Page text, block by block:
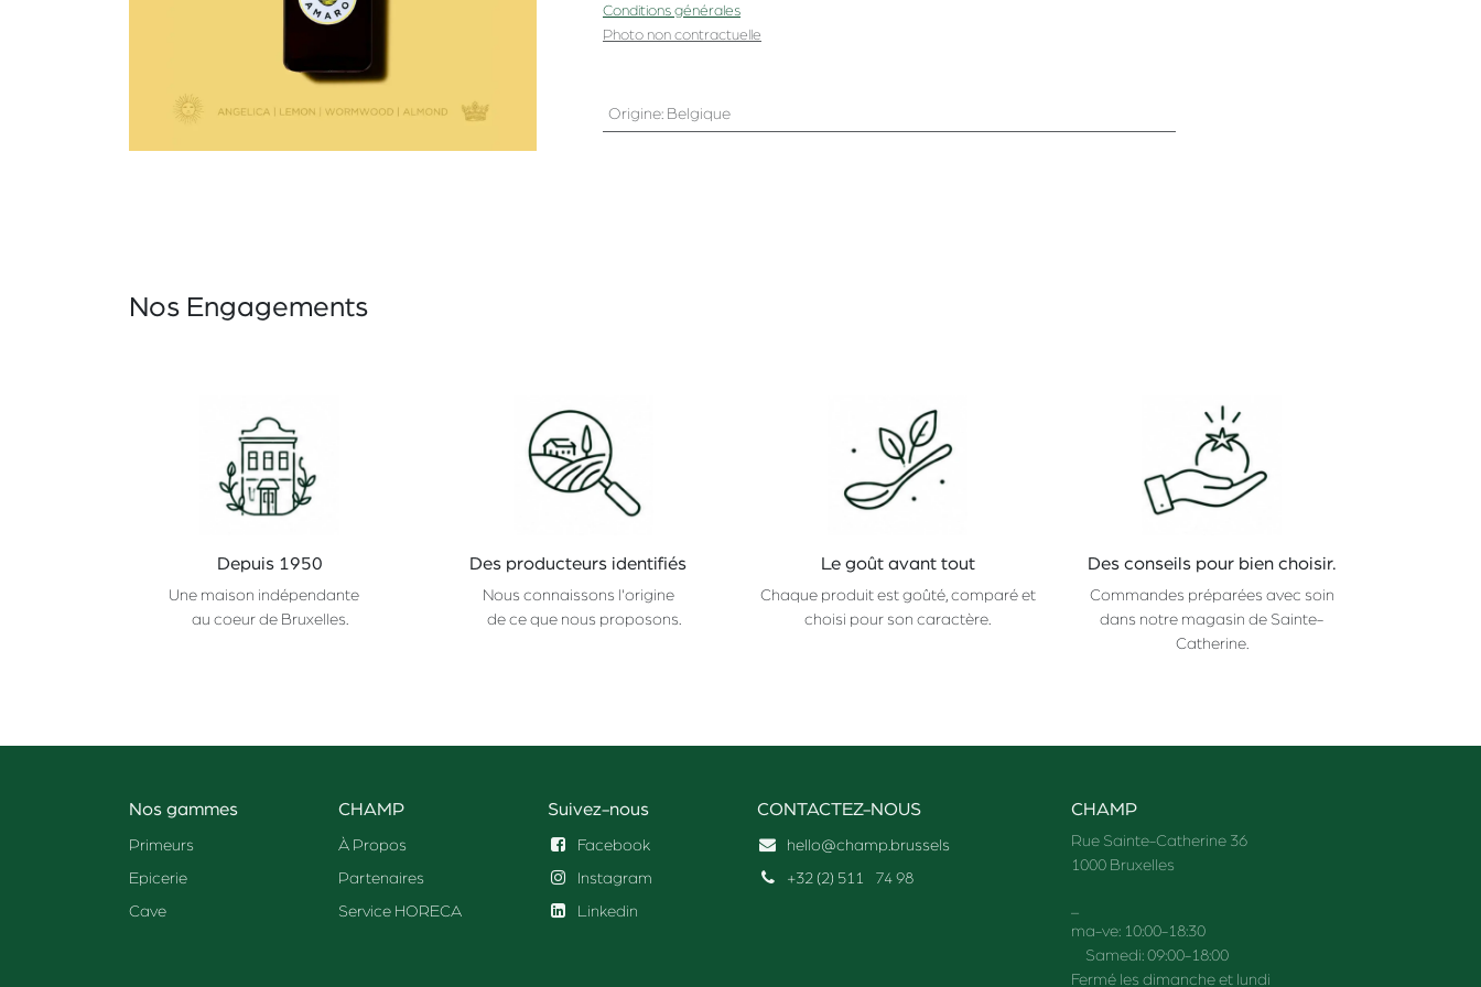
Conditions générales
Photo non contractuelle
Origine: Belgique
Nos Engagements
Depuis 1950
Une maison indépendante
au coeur de Bruxelles.
Des producteurs identifiés
Nous connaissons l'origine
de ce que nous proposons.
Le goût avant tout
Chaque produit est goûté, comparé et
choisi pour son caractère.
Des conseils pour bien choisir.
Commandes préparées avec soin
dans notre magasin de Sainte-
Catherine.
Nos gammes
Primeurs
Epicerie
Cave
CHAMP
À Propos
Partenaires
Service HORECA
Suivez-nous
Facebook
Instagram
Linkedin
CONTACTEZ-NOUS
hello@champ.brussels
+32 (2) 511
74 98
CHAMP
Rue Sainte-Catherine 36
1000 Bruxelles
ma-ve: 10:00-18:30
Samedi: 09:00-18:00
Fermé les dimanche et lundi